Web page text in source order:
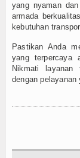
yang nyaman
armada
kebutuhan
Pastikan Anda
yang terpercaya
Nikmati layanan
dengan pelayanan